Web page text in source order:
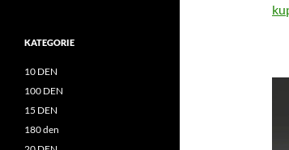
KATEGORIE
10 DEN
100 DEN
15 DEN
180 den